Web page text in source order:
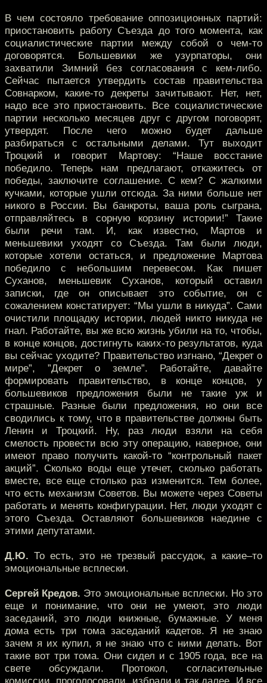
В чем состояло требование оппозиционных партий:
приостановить работу Съезда до того момента, как
социалистические партии между собой о чем-то
договорятся. Большевики же узурпаторы, они
захватили Зимний без согласования с кем-либо.
Сейчас пытается утвердить состав правительства
Совнарком, какие-то декреты зачитывают. Нет, нет,
надо все это приостановить. Все социалистические
партии несколько месяцев друг с другом поговорят,
утвердят. После чего можно будет дальше
разбираться с остальными делами. Тут выходит
Троцкий и говорит Мартову: “Наше восстание
победило. Теперь нам предлагают, откажитесь от
победы, заключите соглашение. С кем? С жалкими
кучками, которые ушли отсюда. За ними больше нет
никого в России. Вы банкроты, ваша роль сыграна,
отправляйтесь в сорную корзину истории!” Такие
были речи там. И, как известно, Мартов и
меньшевики уходят со Съезда. Там были люди,
которые хотели остаться, и предложение Мартова
победило с небольшим перевесом. Как пишет
Суханов, меньшевик Суханов, который оставил
записки, где он описывает это событие, он с
сожалением констатирует: “Мы ушли в никуда”. Сами
очистили площадку истории, людей никто никуда не
гнал. Работайте, вы же всю жизнь убили на то, чтобы,
в конце концов, достигнуть каких-то результатов, куда
вы сейчас уходите? Правительство изгнано, “Декрет о
мире”, ”Декрет о земле”. Работайте, давайте
формировать правительство, в конце концов, у
большевиков предложения были не такие уж и
страшные. Разные были предложения, но они все
сводились к тому, что в правительстве должны быть
Ленин и Троцкий. Ну, раз люди взяли на себя
смелость провести всю эту операцию, наверное, они
имеют право получить какой-то “контрольный пакет
акций”. Сколько воды еще утечет, сколько работать
вместе, все еще столько раз изменится. Тем более,
что есть механизм Советов. Вы можете через Советы
работать и менять конфигурации. Нет, люди уходят с
этого Съезда. Оставляют большевиков наедине с
этими депутатами.
Д.Ю. То есть, это не трезвый рассудок, а какие–то
эмоциональные всплески.
Сергей Кредов. Это эмоциональные всплески. Но это
еще и понимание, что они не умеют, это люди
заседаний, это люди книжные, бумажные. У меня
дома есть три тома заседаний кадетов. Я не знаю
зачем я их купил, я не знаю что с ними делать. Вот
такие вот три тома. Они сидел и с 1905 года, все на
свете обсуждали. Протокол, согласительные